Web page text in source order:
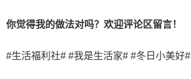
你觉得我的做法对吗？欢迎评论区留言！
#生活福利社# #我是生活家# #冬日小美好#